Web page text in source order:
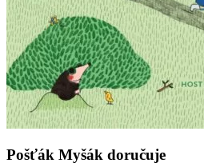
Pošťák Myšák doručuje